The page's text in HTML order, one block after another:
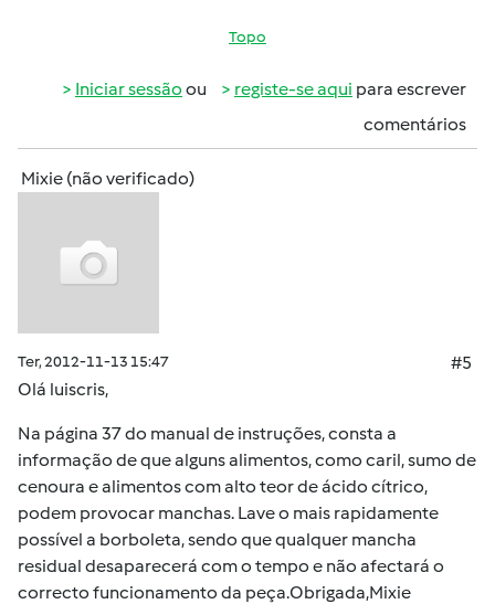
Topo
Iniciar sessão ou registe-se aqui para escrever
comentários
Mixie (não verificado)
Ter, 2012-11-13 15:47
#5
Olá luiscris,
Na página 37 do manual de instruções, consta a
informação de que alguns alimentos, como caril, sumo de
cenoura e alimentos com alto teor de ácido cítrico,
podem provocar manchas. Lave o mais rapidamente
possível a borboleta, sendo que qualquer mancha
residual desaparecerá com o tempo e não afectará o
correcto funcionamento da peça.Obrigada,Mixie